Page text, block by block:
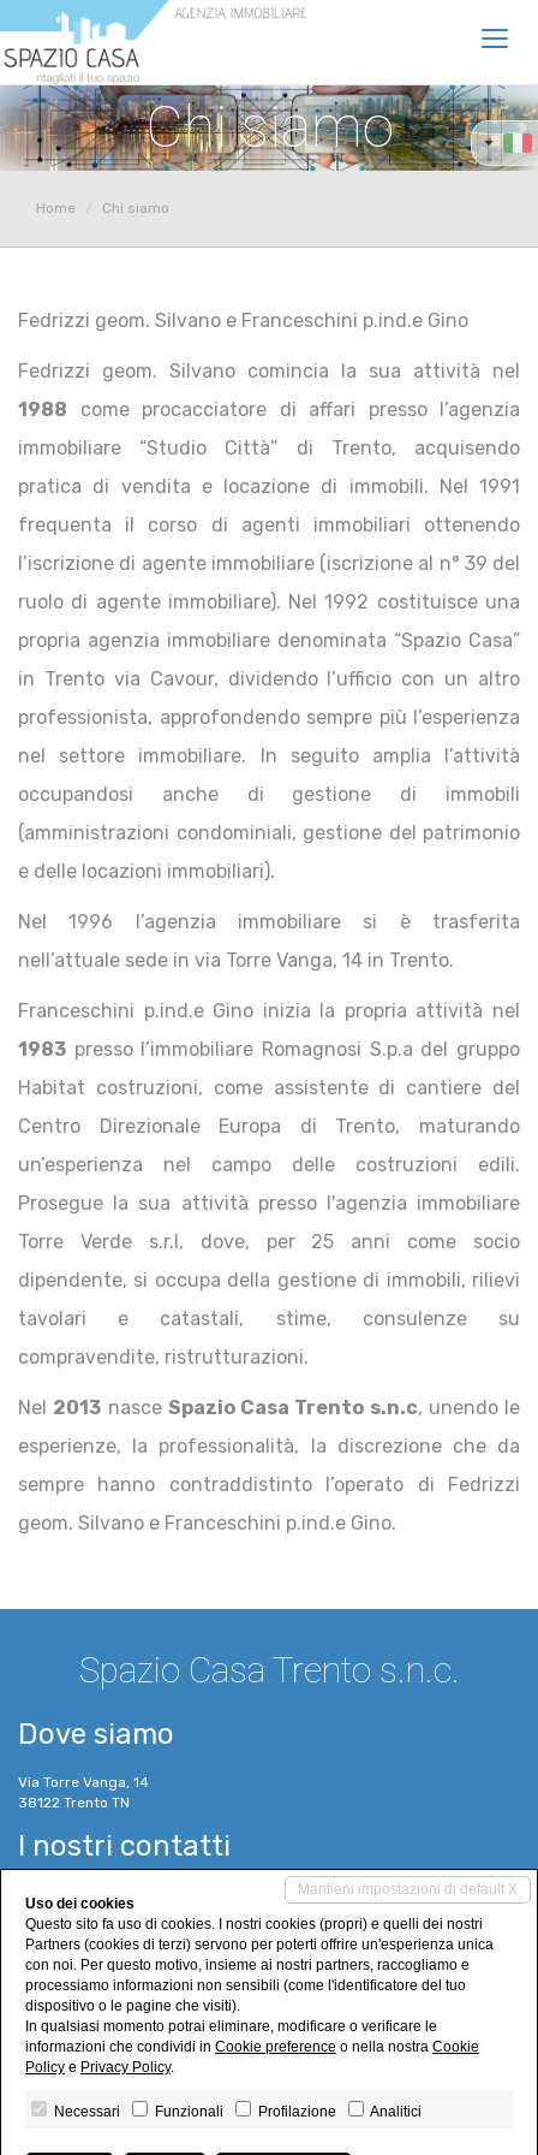
Chi siamo
Home Chi siamo
Fedrizzi geom. Silvano e Franceschini p.ind.e Gino
Fedrizzi geom. Silvano comincia la sua attività nel
1988 come procacciatore di affari presso l’agenzia
immobiliare “Studio Città” di Trento, acquisendo
pratica di vendita e locazione di immobili. Nel 1991
frequenta il corso di agenti immobiliari ottenendo
l’iscrizione di agente immobiliare (iscrizione al n° 39 del
ruolo di agente immobiliare). Nel 1992 costituisce una
propria agenzia immobiliare denominata “Spazio Casa”
in Trento via Cavour, dividendo l’ufficio con un altro
professionista, approfondendo sempre più l’esperienza
nel settore immobiliare. In seguito amplia l’attività
occupandosi anche di gestione di immobili
(amministrazioni condominiali, gestione del patrimonio
e delle locazioni immobiliari).
Nel 1996 l’agenzia immobiliare si è trasferita
nell’attuale sede in via Torre Vanga, 14 in Trento.
Franceschini p.ind.e Gino inizia la propria attività nel
1983 presso l’immobiliare Romagnosi S.p.a del gruppo
Habitat costruzioni, come assistente di cantiere del
Centro Direzionale Europa di Trento, maturando
un’esperienza nel campo delle costruzioni edili.
Prosegue la sua attività presso l'agenzia immobiliare
Torre Verde s.r.l, dove, per 25 anni come socio
dipendente, si occupa della gestione di immobili, rilievi
tavolari e catastali, stime, consulenze su
compravendite, ristrutturazioni.
Nel 2013 nasce Spazio Casa Trento s.n.c, unendo le
esperienze, la professionalità, la discrezione che da
sempre hanno contraddistinto l’operato di Fedrizzi
geom. Silvano e Franceschini p.ind.e Gino.
Spazio Casa Trento s.n.c.
Dove siamo
Via Torre Vanga, 14
38122 Trento TN
I nostri contatti
Tel. 0461 980999
Cell. 348 8553276
Cell. 335 7601313
info@spaziocasatrento.it
www.spaziocasatrento.it
Social Networks
Mantieni impostazioni di default X
Uso dei cookies
Questo sito fa uso di cookies. I nostri cookies (propri) e quelli dei nostri
Partners (cookies di terzi) servono per poterti offrire un'esperienza unica
con noi. Per questo motivo, insieme ai nostri partners, raccogliamo e
processiamo informazioni non sensibili (come l'identificatore del tuo
dispositivo o le pagine che visiti).
In qualsiasi momento potrai eliminare, modificare o verificare le
informazioni che condividi in Cookie preference o nella nostra Cookie
Policy e Privacy Policy.
Necessari Funzionali Profilazione Analitici